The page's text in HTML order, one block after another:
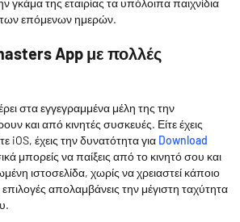
γκάμα της εταιρίας τα υπόλοιπα παιχνίδια
των επόμενων ημερών.
App με πολλές
στα εγγεγραμμένα μέλη της την
και από κινητές συσκευές. Είτε έχεις
iOS, έχεις την δυνατότητα για Download
μπορείς να παίξεις από το κινητό σου και
ιστοσελίδα, χωρίς να χρειαστεί κάποιο
απολαμβάνεις την μέγιστη ταχύτητα